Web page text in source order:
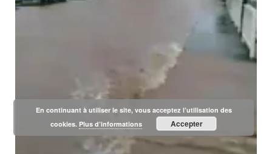
En continuant à utiliser le site, vous acceptez l’utilisation des
cookies. Plus d’informations Accepter